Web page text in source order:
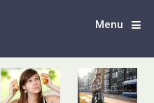
Menu